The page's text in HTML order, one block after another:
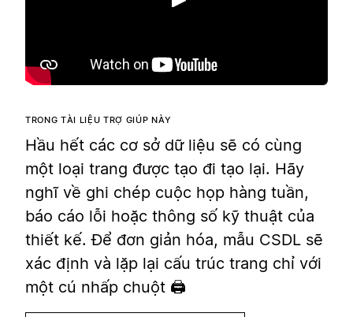
Phát
TRONG TÀI LIỆU TRỢ GIÚP NÀY
Hầu hết các cơ sở dữ liệu sẽ có cùng
một loại trang được tạo đi tạo lại. Hãy
nghĩ về ghi chép cuộc họp hàng tuần,
báo cáo lỗi hoặc thông số kỹ thuật của
thiết kế. Để đơn giản hóa, mẫu CSDL sẽ
xác định và lặp lại cấu trúc trang chỉ với
một cú nhấp chuột 🖨